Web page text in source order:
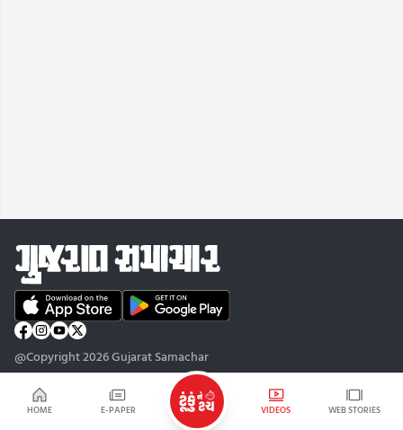
HOME E-PAPER VIDEOS WEB STORIES
@Copyright 2026 Gujarat Samachar